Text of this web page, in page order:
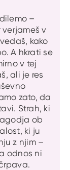
–
verjameš v
kako
A hkrati se
v tej
ali je res
zato, da
Strah, ki
ob
ki ju
z njim –
odnos ni